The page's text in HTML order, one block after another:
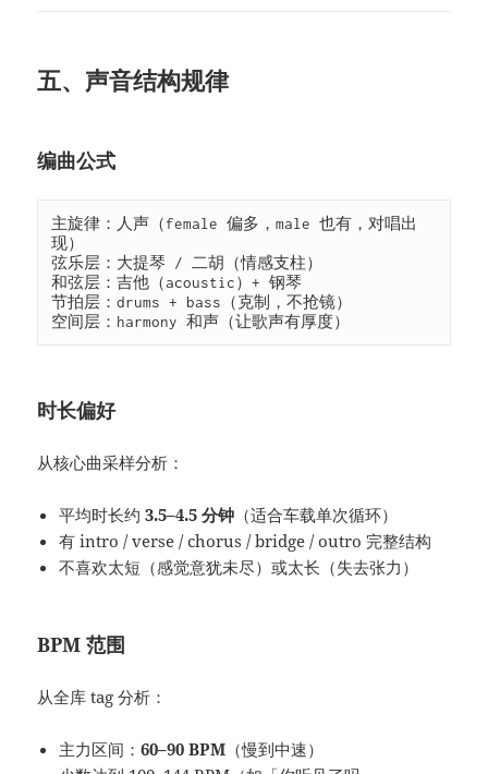
五、声音结构规律
编曲公式
主旋律：人声（female 偏多，male 也有，对唱出
现）
弦乐层：大提琴 / 二胡（情感支柱）
和弦层：吉他（acoustic）+ 钢琴
节拍层：drums + bass（克制，不抢镜）
空间层：harmony 和声（让歌声有厚度）
时长偏好
从核心曲采样分析：
平均时长约3.5–4.5 分钟 （适合车载单次循环）
有 intro / verse / chorus / bridge / outro 完整结构
不喜欢太短（感觉意犹未尽）或太长（失去张力）
BPM 范围
从全库 tag 分析：
主力区间：60–90 BPM （慢到中速）